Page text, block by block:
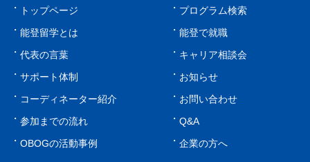
トップページ
能登留学とは
代表の言葉
サポート体制
コーディネーター紹介
参加までの流れ
OBOGの活動事例
プログラム検索
能登で就職
キャリア相談会
お知らせ
お問い合わせ
Q&A
企業の方へ